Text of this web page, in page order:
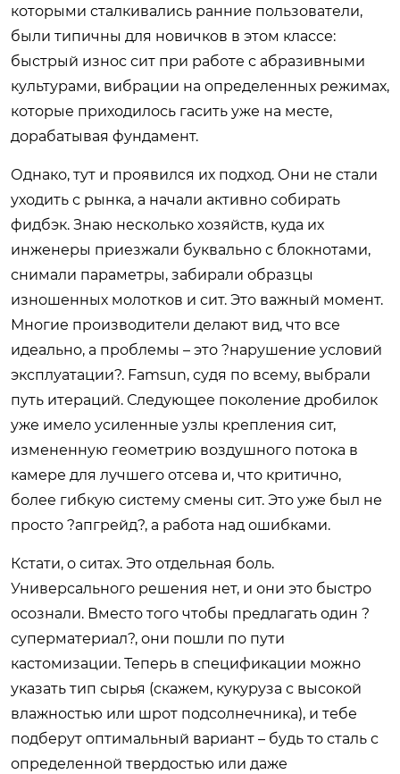
которыми сталкивались ранние пользователи,
были типичны для новичков в этом классе:
быстрый износ сит при работе с абразивными
культурами, вибрации на определенных режимах,
которые приходилось гасить уже на месте,
дорабатывая фундамент.
Однако, тут и проявился их подход. Они не стали
уходить с рынка, а начали активно собирать
фидбэк. Знаю несколько хозяйств, куда их
инженеры приезжали буквально с блокнотами,
снимали параметры, забирали образцы
изношенных молотков и сит. Это важный момент.
Многие производители делают вид, что все
идеально, а проблемы – это ?нарушение условий
эксплуатации?. Famsun, судя по всему, выбрали
путь итераций. Следующее поколение дробилок
уже имело усиленные узлы крепления сит,
измененную геометрию воздушного потока в
камере для лучшего отсева и, что критично,
более гибкую систему смены сит. Это уже был не
просто ?апгрейд?, а работа над ошибками.
Кстати, о ситах. Это отдельная боль.
Универсального решения нет, и они это быстро
осознали. Вместо того чтобы предлагать один ?
суперматериал?, они пошли по пути
кастомизации. Теперь в спецификации можно
указать тип сырья (скажем, кукуруза с высокой
влажностью или шрот подсолнечника), и тебе
подберут оптимальный вариант – будь то сталь с
определенной твердостью или даже